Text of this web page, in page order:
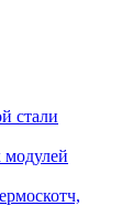
стали
модулей